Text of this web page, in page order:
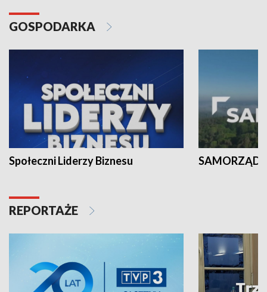
GOSPODARKA
Społeczni Liderzy Biznesu SAMORZĄD
REPORTAŻE